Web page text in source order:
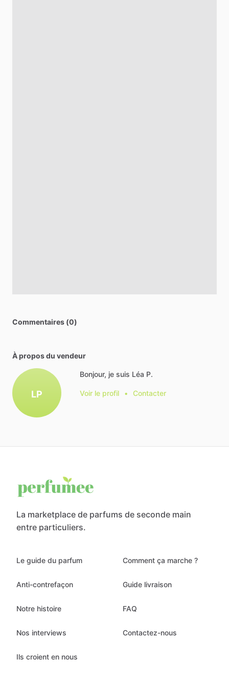
Commentaires (0)
À propos du vendeur
LP
Bonjour, je suis Léa P.
Voir le profil • Contacter
La marketplace de parfums de seconde main
entre particuliers.
Le guide du parfum
Anti-contrefaçon
Notre histoire
Nos interviews
Ils croient en nous
Comment ça marche ?
Guide livraison
FAQ
Contactez-nous